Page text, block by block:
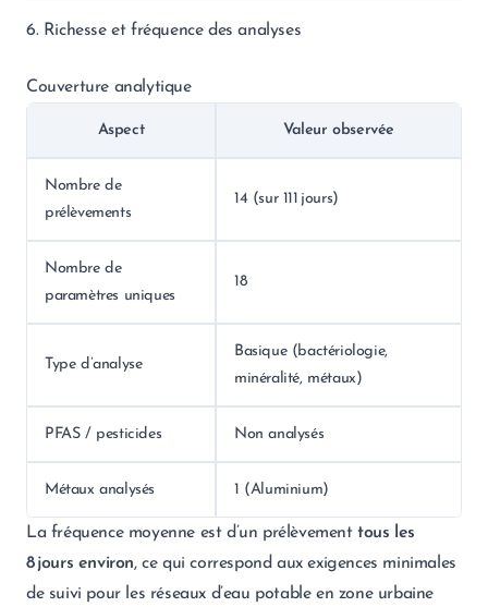
6. Richesse et fréquence des analyses
Couverture analytique
Aspect Valeur observée
Nombre de
prélèvements
14 (sur 111 jours)
Nombre de
paramètres uniques
18
Type d’analyse
Basique (bactériologie,
minéralité, métaux)
PFAS / pesticides Non analysés
Métaux analysés 1 (Aluminium)
La fréquence moyenne est d’un prélèvementtous les
8 jours environ, ce qui correspond aux exigences minimales
de suivi pour les réseaux d’eau potable en zone urbaine